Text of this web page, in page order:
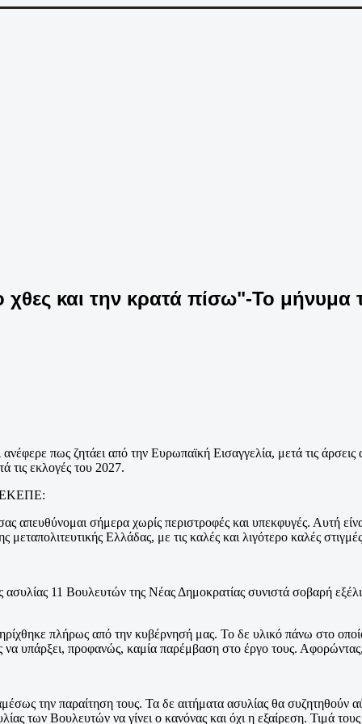
χθες και την κρατά πίσω"-Το
πως ζητάει από την Ευρωπαϊκή Εισαγγελία, μετά τις
τις εκλογές του 2027.
απευθύνομαι σήμερα χωρίς περιστροφές και υπεκφυγές. Αυτή
μεταπολιτευτικής Ελλάδας, με τις καλές και λιγότερο καλές
11 Βουλευτών της Νέας Δημοκρατίας συνιστά σοβαρή
πλήρως από την κυβέρνησή μας. Το δε υλικό πάνω στο
να υπάρξει, προφανώς, καμία παρέμβαση στο έργο τους.
την παραίτηση τους. Τα δε αιτήματα ασυλίας θα συζητηθούν
των Βουλευτών να γίνει ο κανόνας και όχι η εξαίρεση. Τιμά